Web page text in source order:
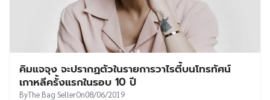
คิมแจจุง จะปรากฏตัวในรายการวาไรตี้บนโทรทัศน์
เกาหลีครั้งแรกในรอบ 10 ปี
ByThe Bag SellerOn08/06/2019